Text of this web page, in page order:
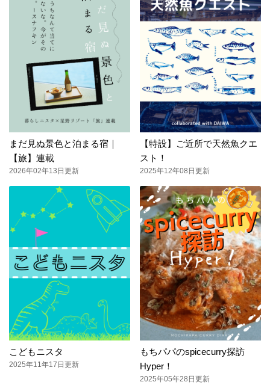
まだ見ぬ景色と泊まる宿｜
【旅】連載
2026年02年13日更新
【特設】ご近所で天然魚クエ
スト！
2025年12年08日更新
こどもニスタ
2025年11年17日更新
もちパパのspicecurry探訪
Hyper！
2025年05年28日更新